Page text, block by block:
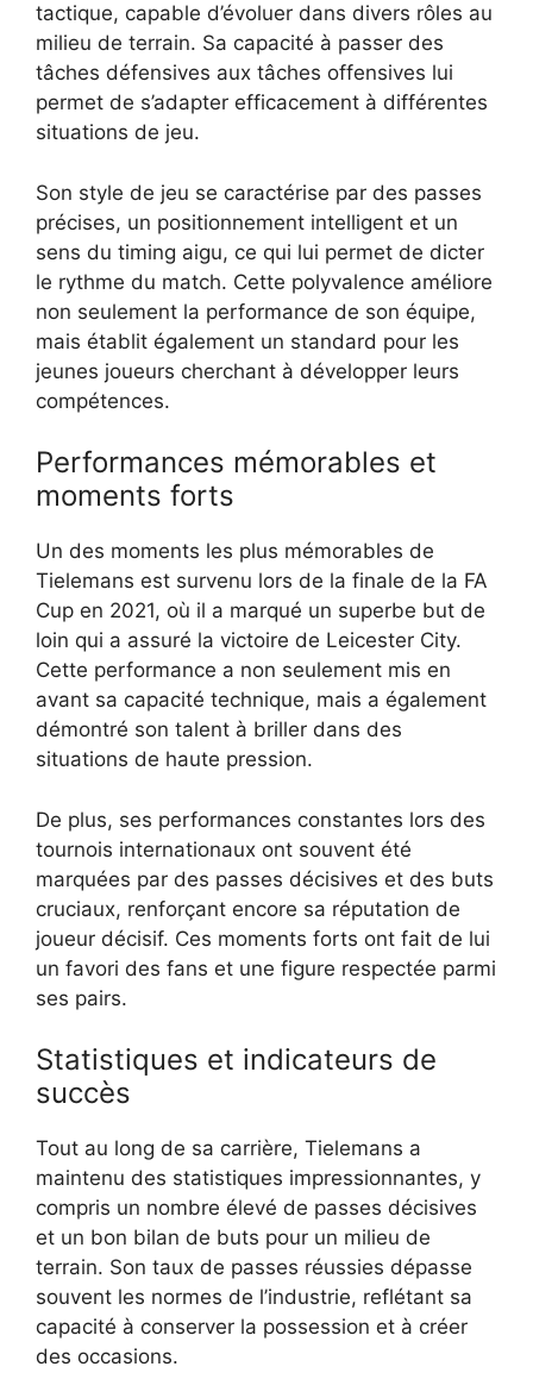
tactique, capable d’évoluer dans divers rôles au
milieu de terrain. Sa capacité à passer des
tâches défensives aux tâches offensives lui
permet de s’adapter efficacement à différentes
situations de jeu.
Son style de jeu se caractérise par des passes
précises, un positionnement intelligent et un
sens du timing aigu, ce qui lui permet de dicter
le rythme du match. Cette polyvalence améliore
non seulement la performance de son équipe,
mais établit également un standard pour les
jeunes joueurs cherchant à développer leurs
compétences.
Performances mémorables et
moments forts
Un des moments les plus mémorables de
Tielemans est survenu lors de la finale de la FA
Cup en 2021, où il a marqué un superbe but de
loin qui a assuré la victoire de Leicester City.
Cette performance a non seulement mis en
avant sa capacité technique, mais a également
démontré son talent à briller dans des
situations de haute pression.
De plus, ses performances constantes lors des
tournois internationaux ont souvent été
marquées par des passes décisives et des buts
cruciaux, renforçant encore sa réputation de
joueur décisif. Ces moments forts ont fait de lui
un favori des fans et une figure respectée parmi
ses pairs.
Statistiques et indicateurs de
succès
Tout au long de sa carrière, Tielemans a
maintenu des statistiques impressionnantes, y
compris un nombre élevé de passes décisives
et un bon bilan de buts pour un milieu de
terrain. Son taux de passes réussies dépasse
souvent les normes de l’industrie, reflétant sa
capacité à conserver la possession et à créer
des occasions.